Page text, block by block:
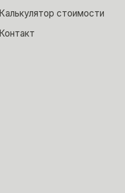
Калькулятор стоимости
Контакт